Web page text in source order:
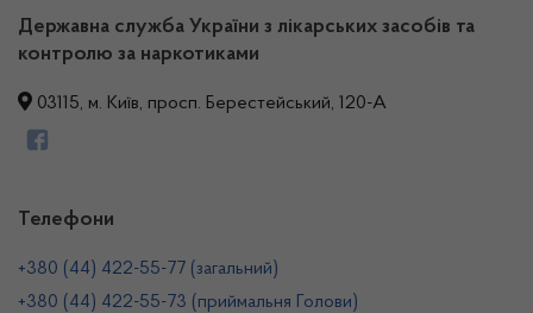
Державна служба України з лікарських засобів та
контролю за наркотиками
03115, м. Київ, просп. Берестейський, 120-А
Телефони
+380 (44) 422-55-77 (загальний)
+380 (44) 422-55-73 (приймальня Голови)